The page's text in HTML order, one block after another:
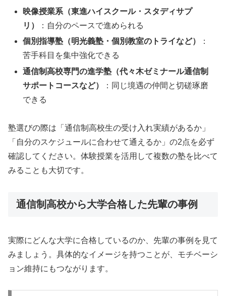
映像授業系（東進ハイスクール・スタディサプ
リ）
：自分のペースで進められる
個別指導塾（明光義塾・個別教室のトライなど）
：
苦手科目を集中強化できる
通信制高校専門の進学塾（代々木ゼミナール通信制
サポートコースなど）
：同じ境遇の仲間と切磋琢磨
できる
塾選びの際は「通信制高校生の受け入れ実績があるか」
「自分のスケジュールに合わせて通えるか」の2点を必ず
確認してください。体験授業を活用して複数の塾を比べて
みることも大切です。
通信制高校から大学合格した先輩の事例
実際にどんな大学に合格しているのか、先輩の事例を見て
みましょう。具体的なイメージを持つことが、モチベーシ
ョン維持にもつながります。